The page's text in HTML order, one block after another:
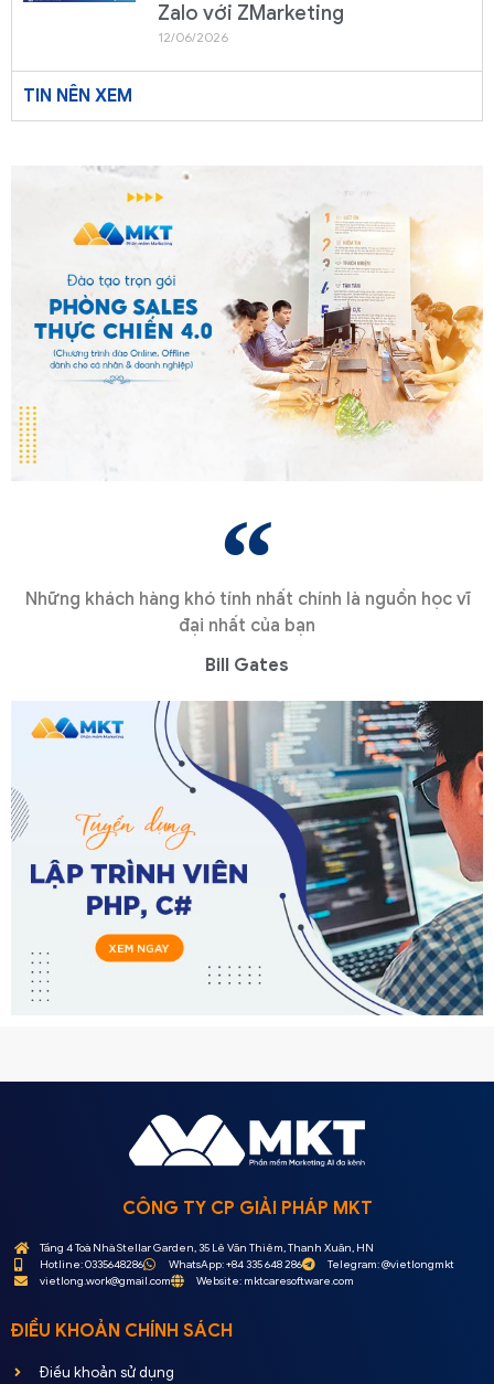
Zalo với ZMarketing
12/06/2026
TIN NÊN XEM
Những khách hàng khó tính nhất chính là nguồn học vĩ
đại nhất của bạn
Bill Gates
CÔNG TY CP GIẢI PHÁP MKT
Tầng 4 Toà Nhà Stellar Garden, 35 Lê Văn Thiêm, Thanh Xuân, HN
Hotline: 0335648286
WhatsApp: +84 335 648 286
Telegram: @vietlongmkt
vietlong.work@gmail.com
Website: mktcaresoftware.com
ĐIỀU KHOẢN CHÍNH SÁCH
Điều khoản sử dụng